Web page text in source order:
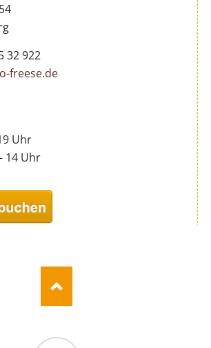
32 922
freese.de
Uhr
14 Uhr